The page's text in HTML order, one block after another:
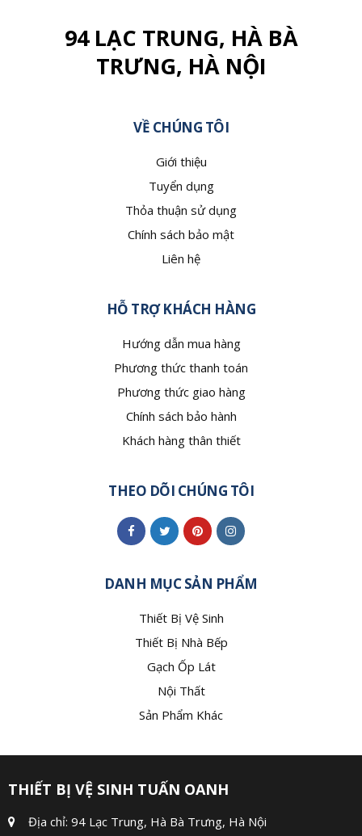
94 LẠC TRUNG, HÀ BÀ
TRƯNG, HÀ NỘI
VỀ CHÚNG TÔI
Giới thiệu
Tuyển dụng
Thỏa thuận sử dụng
Chính sách bảo mật
Liên hệ
HỖ TRỢ KHÁCH HÀNG
Hướng dẫn mua hàng
Phương thức thanh toán
Phương thức giao hàng
Chính sách bảo hành
Khách hàng thân thiết
THEO DÕI CHÚNG TÔI
DANH MỤC SẢN PHẨM
Thiết Bị Vệ Sinh
Thiết Bị Nhà Bếp
Gạch Ốp Lát
Nội Thất
Sản Phẩm Khác
THIẾT BỊ VỆ SINH TUẤN OANH
Địa chỉ: 94 Lạc Trung, Hà Bà Trưng, Hà Nội